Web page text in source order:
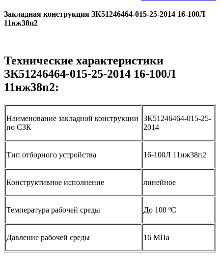
Закладная конструкция ЗК51246464-015-25-2014 16-100Л
11нж38п2
Технические характеристики
ЗК51246464-015-25-2014 16-100Л
11нж38п2:
Наименование закладной конструкции
по СЗК
ЗК51246464-015-25-
2014
Тип отборного устройства 16-100Л 11нж38п2
Конструктивное исполнение линейное
Температура рабочей среды До 100 ºС
Давление рабочей среды 16 МПа